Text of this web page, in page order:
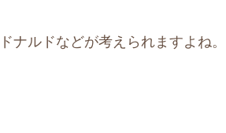
ナルドなどが考えられますよね。